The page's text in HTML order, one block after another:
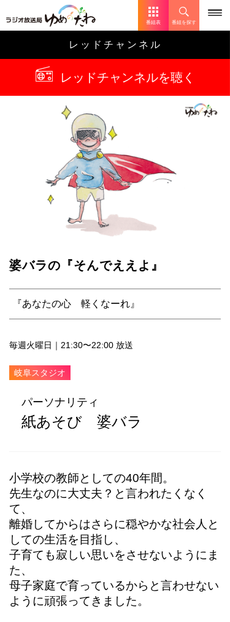
番組表 番組を探す
レッドチャンネル
レッドチャンネルを聴く
婆バラの『そんでええよ』
『あなたの心 軽くなーれ』
毎週火曜日｜21:30〜22:00 放送
岐阜スタジオ
パーソナリティ
紙あそび 婆バラ
小学校の教師としての40年間。
先生なのに大丈夫？と言われたくなく
て、
離婚してからはさらに穏やかな社会人と
しての生活を目指し、
子育ても寂しい思いをさせないようにま
た、
母子家庭で育っているからと言わせない
ように頑張ってきました。